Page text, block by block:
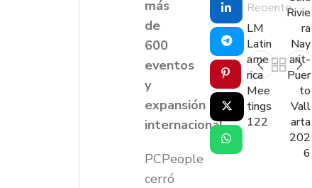
más
de
600
eventos
y
expansión
internacional
PCPeople
cerró
Reciente
LM
Latin
ame
rica
Mee
tings
122
Rivie
ra
Nay
arit-
Puer
to
Vall
arta
202
6